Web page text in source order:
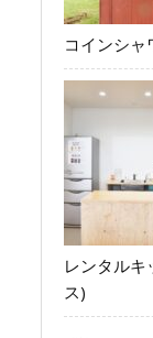
コインシャ
レンタル
ス)